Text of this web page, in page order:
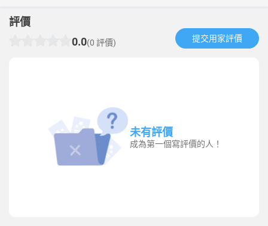
評價
0.0(0 評價) 提交用家評價​
未有評價
成為第一個寫評價的人！